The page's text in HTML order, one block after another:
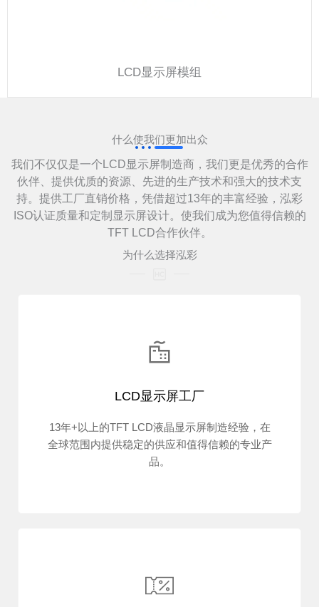
LCD显示屏模组
什么使我们更加出众
我们不仅仅是一个LCD显示屏制造商，我们更是优秀的合作
伙伴、提供优质的资源、先进的生产技术和强大的技术支
持。提供工厂直销价格，凭借超过13年的丰富经验，泓彩
ISO认证质量和定制显示屏设计。使我们成为您值得信赖的
TFT LCD合作伙伴。
为什么选择泓彩
LCD显示屏工厂
13年+以上的TFT LCD液晶显示屏制造经验，在
全球范围内提供稳定的供应和值得信赖的专业产
品。